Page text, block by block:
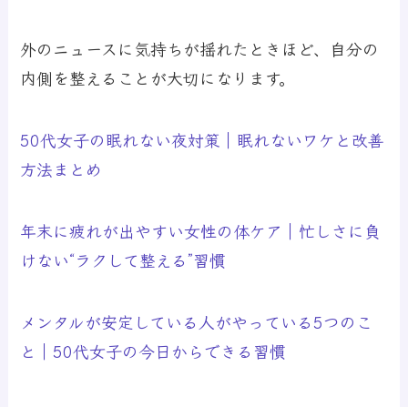
外のニュースに気持ちが揺れたときほど、自分の
内側を整えることが大切になります。
50代女子の眠れない夜対策｜眠れないワケと改善
方法まとめ
年末に疲れが出やすい女性の体ケア｜忙しさに負
けない“ラクして整える”習慣
メンタルが安定している人がやっている5つのこ
と｜50代女子の今日からできる習慣